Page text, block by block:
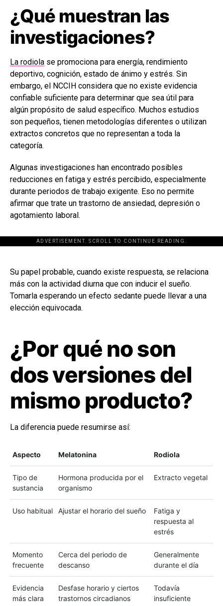
¿Qué muestran las
investigaciones?
La rodiola se promociona para energía, rendimiento
deportivo, cognición, estado de ánimo y estrés. Sin
embargo, el NCCIH considera que no existe evidencia
confiable suficiente para determinar que sea útil para
algún propósito de salud específico. Muchos estudios
son pequeños, tienen metodologías diferentes o utilizan
extractos concretos que no representan a toda la
categoría.
Algunas investigaciones han encontrado posibles
reducciones en fatiga y estrés percibido, especialmente
durante periodos de trabajo exigente. Eso no permite
afirmar que trate un trastorno de ansiedad, depresión o
agotamiento laboral.
ADVERTISEMENT. SCROLL TO CONTINUE READING.
[adsforwp id="243463"]
Su papel probable, cuando existe respuesta, se relaciona
más con la actividad diurna que con inducir el sueño.
Tomarla esperando un efecto sedante puede llevar a una
elección equivocada.
¿Por qué no son
dos versiones del
mismo producto?
La diferencia puede resumirse así:
Aspecto Melatonina Rodiola
Tipo de
sustancia
Hormona producida por el
organismo
Extracto vegetal
Uso habitual Ajustar el horario del sueño
Fatiga y
respuesta al
estrés
Momento
frecuente
Cerca del periodo de
descanso
Generalmente
durante el día
Evidencia
más clara
Desfase horario y ciertos
trastornos circadianos
Todavía
insuficiente